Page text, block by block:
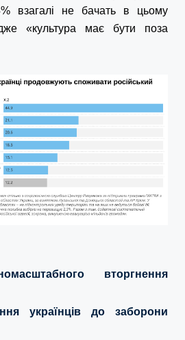
взагалі не бачать в цьому
«культура має бути поза
вторгнення
українців до заборони